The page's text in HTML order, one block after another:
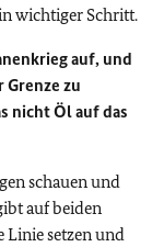
wichtiger Schritt.
auf, und
Grenze zu
nicht Öl auf das
schauen und
auf beiden
Linie setzen und